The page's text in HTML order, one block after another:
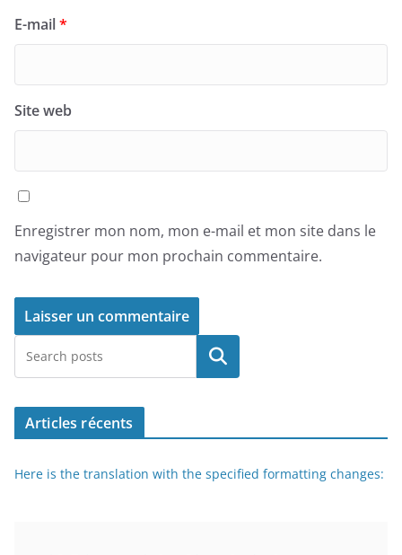
E-mail*
Site web
Enregistrer mon nom, mon e-mail et mon site dans le
navigateur pour mon prochain commentaire.
Rechercher
Articles récents
Here is the translation with the specified formatting changes: